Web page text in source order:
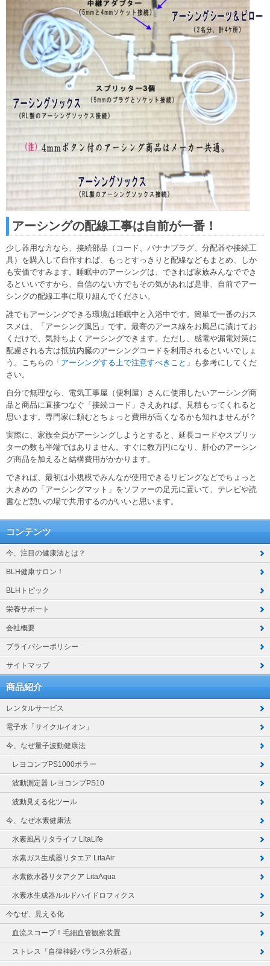
アーシングの配線工事は自前が一番！
少し器用な方なら、接続部品（コード、バナナプラグ、分配器や接続工
具）を購入して自作すれば、もっとすっきりと配線などもまとめ、しか
も安価ですみます。睡眠中のアーシングは、できれば家族みんなででき
るといいですから、自信のない方でもその気があれば是非、自前でアー
シングの配線工事に取り組んでください。
誰でもアーシングできる環境は睡眠中と入浴中です。簡単で一番のおス
スメは、「アーシング風呂」です。最寄のアース線をお風呂に漬けてお
くだけで、気持ちよくアーシングできます。ただし、感電や漏電対策に
配慮される方は抵抗内臓のアーシングコードを利用されるといいでしょ
う。こちらの「アーシングする上で注意すべきこと 」も参考にしてくだ
さい。
自分で無理なら、電気工事屋（便利屋）さんに使用したいアーシング商
品と商品に直接つなぐ「接続コード」さえあれば、見積もってくれると
思います。専門家に頼むとちょっと費用が高くなるかも知れませんが？
実際に、家族全員がアーシングしようとすると、延長コードやスプリッ
ターの数も半端ではありません。すぐに数万円になり、肝心のアーシン
グ商品を加えると結構費用がかかります。
できれば、最初は小規模でみんなが使用できるリビングなどでちょっと
大きめの「アーシングマット」をソファーの足元に置いて、テレビや読
書など憩いの場で共用するのがいいと思います。
コンテンツ
今、注目の健康法とは？
BLH健康サロン！
BLHトピック
栄養サポート
会社概要
プライバシーポリシー
サイトマップ
商品紹介
レンタルサービス
電子水「サイクルイオン」
今、なぜ量子波動健康法
レヨコンプPS1000ポラー
波動測定器 レヨコンプPS10
波動見える化ツール
今、なぜ水素健康法
水素風呂リタライフ LitaLife
水素ガス生成器リタエア LitaAir
水素飲水器リタアクア LitaAqua
水素水生成器ルルドハイドロフィクス
今なぜ、見える化
血流スコープ！毛細血管観察装置
ストレス「自律神経バランス分析器」